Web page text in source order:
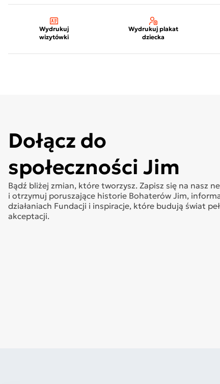
Wydrukuj
wizytówki
Wydrukuj plakat
dziecka
Dołącz do
społeczności Jim
Bądź bliżej zmian, które tworzysz. Zapisz się na nasz
i otrzymuj poruszające historie Bohaterów Jim,
działaniach Fundacji i inspiracje, które budują świat
akceptacji.